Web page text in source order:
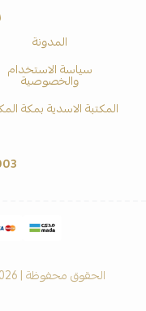
المدونة
سياسة الاستخدام
والخصوصية
المكتبة الاسدية بمكة
الحقوق محفوظة | 2026